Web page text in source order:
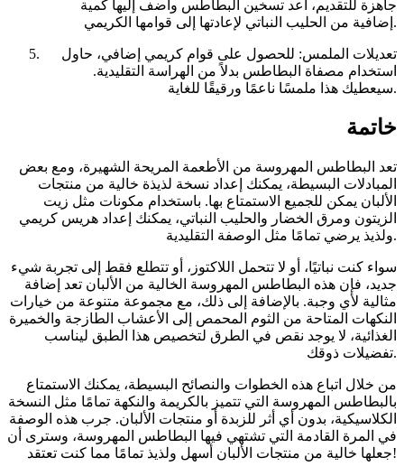
جاهزة للتقديم، أعد تسخين البطاطس وأضف إليها كمية
إضافية من الحليب النباتي لإعادتها إلى قوامها الكريمي.
تعديلات الملمس: للحصول على قوام كريمي إضافي، حاول
استخدام مصفاة البطاطس بدلاً من الهراسة التقليدية.
سيعطيك هذا ملمسًا ناعمًا ورقيقًا للغاية.
خاتمة
تعد البطاطس المهروسة من الأطعمة المريحة الشهيرة، ومع بعض
المبادلات البسيطة، يمكنك إعداد نسخة لذيذة خالية من منتجات
الألبان يمكن للجميع الاستمتاع بها. باستخدام مكونات مثل زيت
الزيتون ومرق الخضار والحليب النباتي، يمكنك إعداد هريس كريمي
ولذيذ يرضي تمامًا مثل الوصفة التقليدية.
سواء كنت نباتيًا، أو لا تتحمل اللاكتوز، أو تتطلع فقط إلى تجربة شيء
جديد، فإن هذه البطاطس المهروسة الخالية من الألبان تعد إضافة
مثالية لأي وجبة. بالإضافة إلى ذلك، مع مجموعة متنوعة من خيارات
النكهات المتاحة من الثوم المحمص إلى الأعشاب الطازجة والخميرة
الغذائية، لا يوجد نقص في الطرق لتخصيص هذا الطبق ليناسب
تفضيلات ذوقك.
من خلال اتباع هذه الخطوات والنصائح البسيطة، يمكنك الاستمتاع
بالبطاطس المهروسة التي تتميز بالكريمة والنكهة تمامًا مثل النسخة
الكلاسيكية، بدون أي أثر للزبدة أو منتجات الألبان. جرب هذه الوصفة
في المرة القادمة التي تشتهي فيها البطاطس المهروسة، وسترى أن
جعلها خالية من منتجات الألبان أسهل ولذيذ تمامًا مما كنت تعتقد!